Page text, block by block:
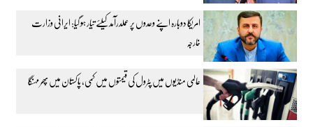
امریکا دوبارہ اپنے وعدوں پر عملدرآمد کیلئے تیار ہو گیا: ایرانی وزارت
خارجہ
عالمی منڈیوں میں پٹرول کی قیمتوں میں کمی، پاکستان میں پھر مہنگا